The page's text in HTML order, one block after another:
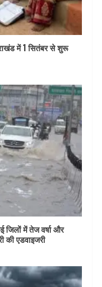
में 1 सितंबर से शुरू
जिलों में तेज वर्षा और
एडवाइजरी